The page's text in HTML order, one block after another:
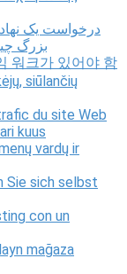
بزرگ
워크가 있어야 함
siūlančių
du site Web
kuus
vardų ir
Sie sich selbst
con un
mağaza